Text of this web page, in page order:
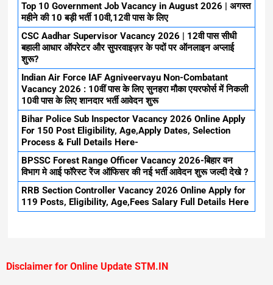
Top 10 Government Job Vacancy in August 2026 | अगस्त
महीने की 10 बड़ी भर्ती 10वी,12वी पास के लिए
CSC Aadhar Supervisor Vacancy 2026 | 12वी पास सीधी
बहाली आधार ऑपरेटर और सुपरवाइज़र के पदों पर ऑनलाइन अप्लाई
शुरू?
Indian Air Force IAF Agniveervayu Non-Combatant
Vacancy 2026 : 10वीं पास के लिए सुनहरा मौका एयरफोर्स में निकली
10वी पास के लिए शानदार भर्ती आवेदन शुरू
Bihar Police Sub Inspector Vacancy 2026 Online Apply
For 150 Post Eligibility, Age,Apply Dates, Selection
Process & Full Details Here-
BPSSC Forest Range Officer Vacancy 2026-बिहार वन
विभाग मे आई फॉरेस्ट रेंज ऑफिसर की नई भर्ती आवेदन शुरू जल्दी देखे ?
RRB Section Controller Vacancy 2026 Online Apply for
119 Posts, Eligibility, Age,Fees Salary Full Details Here
Disclaimer for Online Update STM.IN